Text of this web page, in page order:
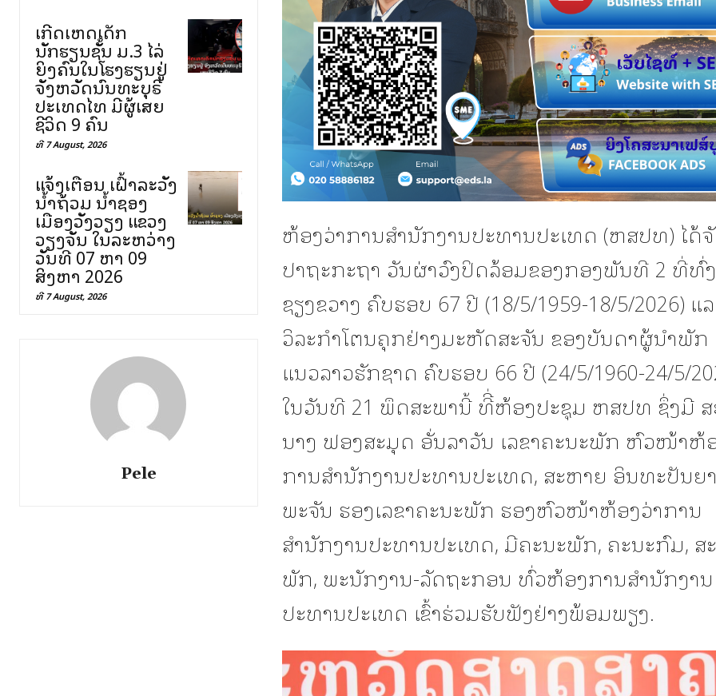
ເກີດເຫດເດັກ
ນັກຮຽນຊັ້ນ ມ.3 ໄລ່
ຍິງຄົນໃນໂຮງຮຽນຢູ່
ຈັງຫວັດນົນທະບຸຣີ
ປະເທດໄທ ມີຜູ້ເສຍ
ຊີວິດ 9 ຄົນ
ທີ 7 August, 2026
ແຈ້ງເຕືອນ ເຝົ້າລະວັງ
ນ້ຳຖ້ວມ ນ້ຳຊອງ
ເມືອງວັງວຽງ ແຂວງ
ວຽງຈັນ ໃນລະຫວ່າງ
ວັນທີ 07 ຫາ 09
ສິງຫາ 2026
ທີ 7 August, 2026
Pele
ຫ້ອງວ່າການສຳນັກງານປະທານປະເທດ (ຫສປທ) ໄດ້
ປາຖະກະຖາ ວັນຜ່າວົງປິດລ້ອມຂອງກອງພັນທີ 2 ທີ່ທົ່
ຊຽງຂວາງ ຄົບຮອບ 67 ປີ (18/5/1959-18/5/2026) ແ
ວິລະກຳໂຕນຄຸກຢ່າງມະຫັດສະຈັນ ຂອງບັນດາຜູ້ນຳພັກ
ແນວລາວຮັກຊາດ ຄົບຮອບ 66 ປີ (24/5/1960-24/5/
ໃນວັນທີ 21 ພຶດສະພານີ້ ທີີ່ຫ້ອງປະຊຸມ ຫສປທ ຊຶ່ງມີ
ນາງ ຟອງສະມຸດ ອັ່ນລາວັນ ເລຂາຄະນະພັກ ຫົວໜ້າຫ້
ການສຳນັກງານປະທານປະເທດ, ສະຫາຍ ອິນທະປັນຍ
ພະຈັນ ຮອງເລຂາຄະນະພັກ ຮອງຫົວໜ້າຫ້ອງວ່າການ
ສຳນັກງານປະທານປະເທດ, ມີຄະນະພັກ, ຄະນະກົມ, ສ
ພັກ, ພະນັກງານ-ລັດຖະກອນ ທົ່ວຫ້ອງການສຳນັກງານ
ປະທານປະເທດ ເຂົ້າຮ່ວມຮັບຟັງຢ່າງພ້ອມພຽງ.